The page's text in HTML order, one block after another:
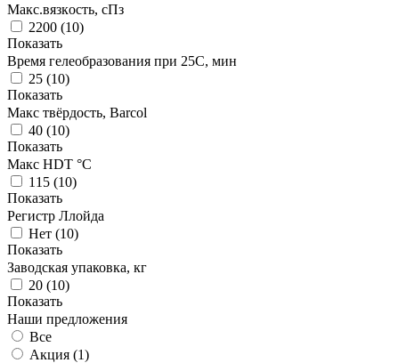
Макс.вязкoсть, сПз
2200 (10)
Показать
Время гелеобразования при 25С, мин
25 (10)
Показать
Макс твёрдость, Barcol
40 (10)
Показать
Макс HDT °С
115 (10)
Показать
Регистр Ллойда
Нет (10)
Показать
Заводская упаковка, кг
20 (10)
Показать
Наши предложения
Все
Акция (1)